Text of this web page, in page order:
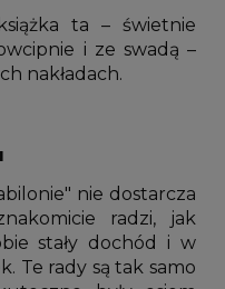
ta – świetnie
i ze swadą –
nakładach.
nie dostarcza
radzi, jak
stały dochód i w
Te rady są tak samo